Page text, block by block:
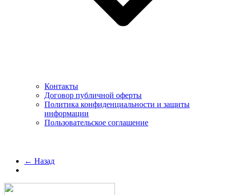
Контакты
Договор публичной оферты
Политика конфиденциальности и защиты
информации
Пользовательское соглашение
← Назад